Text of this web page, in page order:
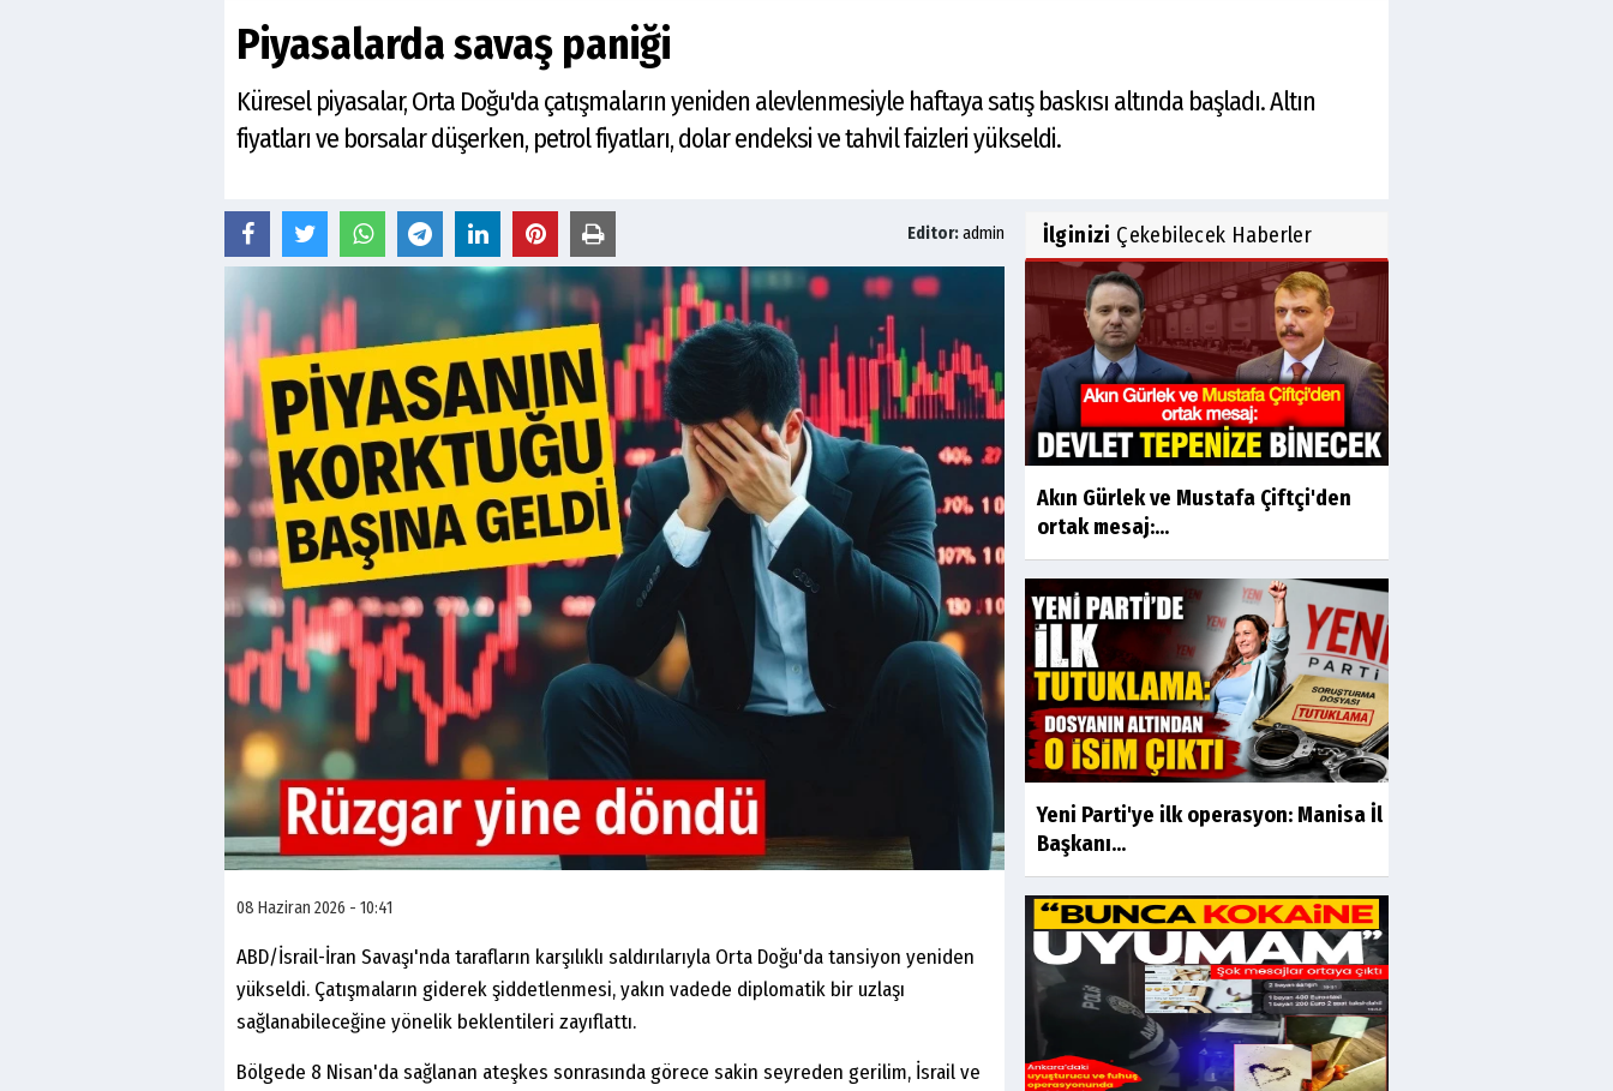
Piyasalarda savaş paniği
Küresel piyasalar, Orta Doğu'da çatışmaların yeniden alevlenmesiyle haftaya satış baskısı altında başladı. Altın
fiyatları ve borsalar düşerken, petrol fiyatları, dolar endeksi ve tahvil faizleri yükseldi.
Editor:admin
08 Haziran 2026 - 10:41
ABD/İsrail-İran Savaşı'nda tarafların karşılıklı saldırılarıyla Orta Doğu'da tansiyon yeniden
yükseldi. Çatışmaların giderek şiddetlenmesi, yakın vadede diplomatik bir uzlaşı
sağlanabileceğine yönelik beklentileri zayıflattı.
Bölgede 8 Nisan'da sağlanan ateşkes sonrasında görece sakin seyreden gerilim, İsrail ve
İlginizi Çekebilecek Haberler
Akın Gürlek ve Mustafa Çiftçi'den
ortak mesaj:...
Yeni Parti'ye ilk operasyon: Manisa İl
Başkanı...